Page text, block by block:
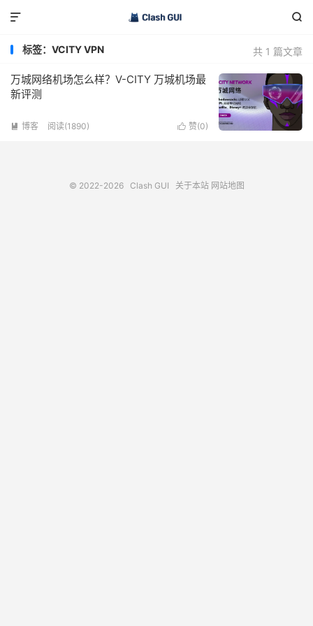


共 1 篇文章
标签：VCITY VPN
万城网络机场怎么样？V-CITY 万城机场最
新评测
 赞(0)
 博客 阅读(1890)
© 2022-2026 Clash GUI 关于本站 网站地图